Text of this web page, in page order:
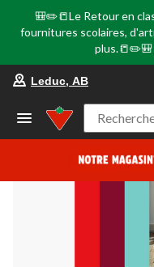
🎒✏️📒Le Retour en
fournitures scolaires,
plus.📒✏️🎒
Leduc, AB
Recherche